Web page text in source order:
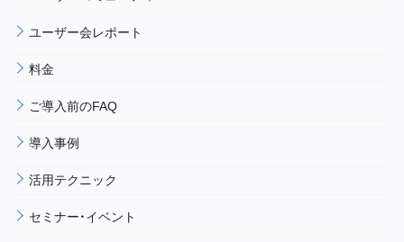
ユーザー会レポート
料金
ご導入前のFAQ
導入事例
活用テクニック
セミナー・イベント